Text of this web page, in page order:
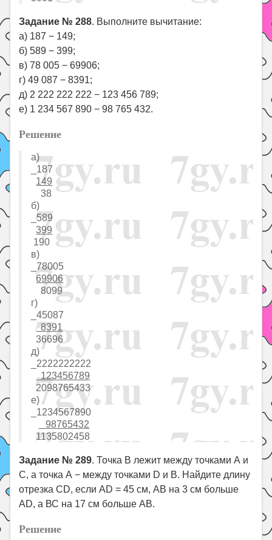
Задание № 288. Выполните вычитание:
а) 187 − 149;
б) 589 − 399;
в) 78 005 − 69906;
г) 49 087 − 8391;
д) 2 222 222 222 − 123 456 789;
е) 1 234 567 890 − 98 765 432.
Решение
а)
_187
149
38
б)
_589
399
190
в)
_78005
69906
8099
г)
_45087
8391
36696
д)
_2222222222
123456789
2098765433
е)
_1234567890
98765432
1135802458
Задание № 289. Точка В лежит между точками А и
С, а точка А − между точками D и В. Найдите длину
отрезка CD, если AD = 45 см, АВ на 3 см больше
AD, а ВС на 17 см больше АВ.
Решение